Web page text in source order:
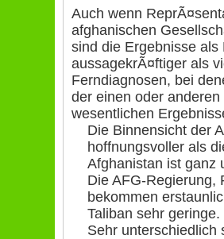
Auch wenn
afghanischen
sind die Ergebnisse
aussagekrÃ¤ftiger als
Ferndiagnosen, bei
der einen oder
wesentlichen
Die Binnensicht der
hoffnungsvoller als
Afghanistan ist ganz
Die AFG-Regierung,
bekommen
Taliban sehr geringe.
Sehr unterschiedlich